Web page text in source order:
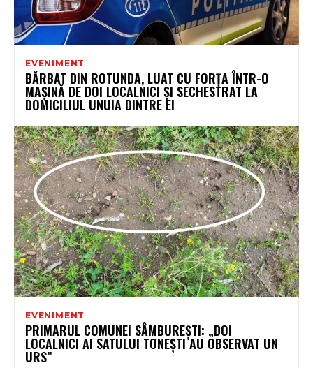
EVENIMENT
BĂRBAT DIN ROTUNDA, LUAT CU FORȚA ÎNTR-O
MAȘINĂ DE DOI LOCALNICI ȘI SECHESTRAT LA
DOMICILIUL UNUIA DINTRE EI
EVENIMENT
PRIMARUL COMUNEI SÂMBUREȘTI: „DOI
LOCALNICI AI SATULUI TONEȘTI AU OBSERVAT UN
URS”